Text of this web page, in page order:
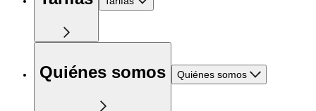
Quiénes somos Quiénes somos